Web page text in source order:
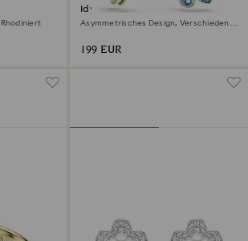
Idyllia Drop-Ohrhänger
Asymmetrisches Design, Verschiedene
199 EUR